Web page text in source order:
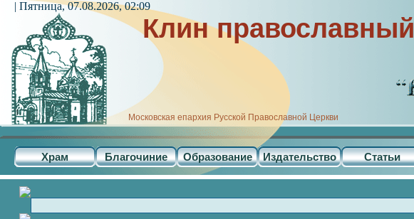
Клин православный
Московская епархия Русской Православной Церкви
Храм Благочиние Образование Издательство Статьи
| Пятница, 07.08.2026, 02:09